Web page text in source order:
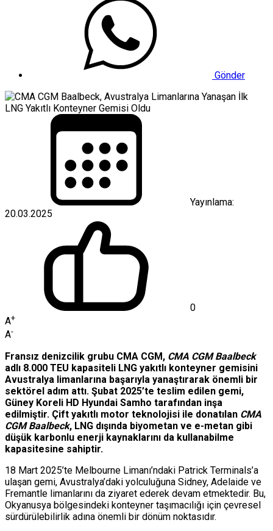
Gönder
Yayınlama:
20.03.2025
0
A+
A-
Fransız denizcilik grubu CMA CGM, CMA CGM Baalbeck
adlı 8.000 TEU kapasiteli LNG yakıtlı konteyner gemisini
Avustralya limanlarına başarıyla yanaştırarak önemli bir
sektörel adım attı. Şubat 2025’te teslim edilen gemi,
Güney Koreli HD Hyundai Samho tarafından inşa
edilmiştir. Çift yakıtlı motor teknolojisi ile donatılan CMA
CGM Baalbeck, LNG dışında biyometan ve e-metan gibi
düşük karbonlu enerji kaynaklarını da kullanabilme
kapasitesine sahiptir.
18 Mart 2025’te Melbourne Limanı’ndaki Patrick Terminals’a
ulaşan gemi, Avustralya’daki yolculuğuna Sidney, Adelaide ve
Fremantle limanlarını da ziyaret ederek devam etmektedir. Bu,
Okyanusya bölgesindeki konteyner taşımacılığı için çevresel
sürdürülebilirlik adına önemli bir dönüm noktasıdır.